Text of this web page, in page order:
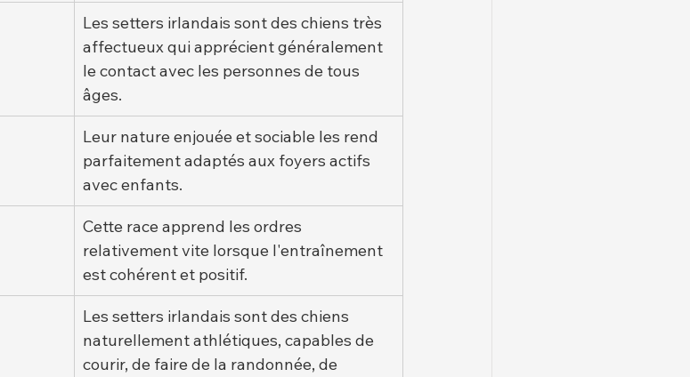
Les setters irlandais sont des chiens très
affectueux qui apprécient généralement
le contact avec les personnes de tous
âges.
Leur nature enjouée et sociable les rend
parfaitement adaptés aux foyers actifs
avec enfants.
Cette race apprend les ordres
relativement vite lorsque l'entraînement
est cohérent et positif.
Les setters irlandais sont des chiens
naturellement athlétiques, capables de
courir, de faire de la randonnée, de